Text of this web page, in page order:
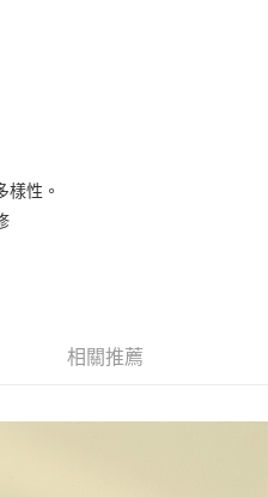
用戶可立即使用無須另外申請。
數、繳款截止日，確認付款後即完
樣性。
相關推薦